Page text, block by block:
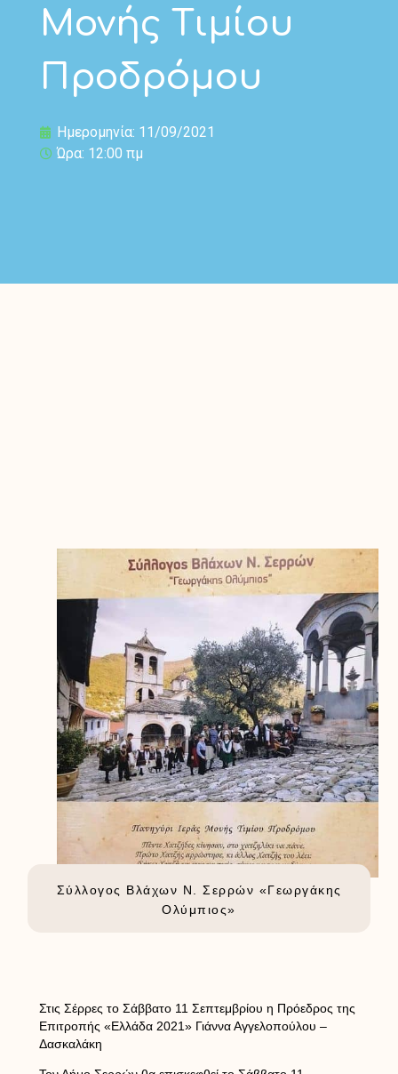
Μονής Τιμίου
Προδρόμου
Ημερομηνία: 11/09/2021
Ώρα: 12:00 πμ
Σύλλογος Βλάχων Ν. Σερρών «Γεωργάκης
Ολύμπιος»
Στις Σέρρες το Σάββατο 11 Σεπτεμβρίου η Πρόεδρος της
Επιτροπής «Ελλάδα 2021» Γιάννα Αγγελοπούλου –
Δασκαλάκη